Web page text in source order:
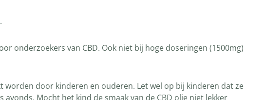
onderzoekers van CBD. Ook niet bij hoge doseringen (1500mg)
worden door kinderen en ouderen. Let wel op bij kinderen dat ze
Mocht het kind de smaak van de CBD olie niet lekker